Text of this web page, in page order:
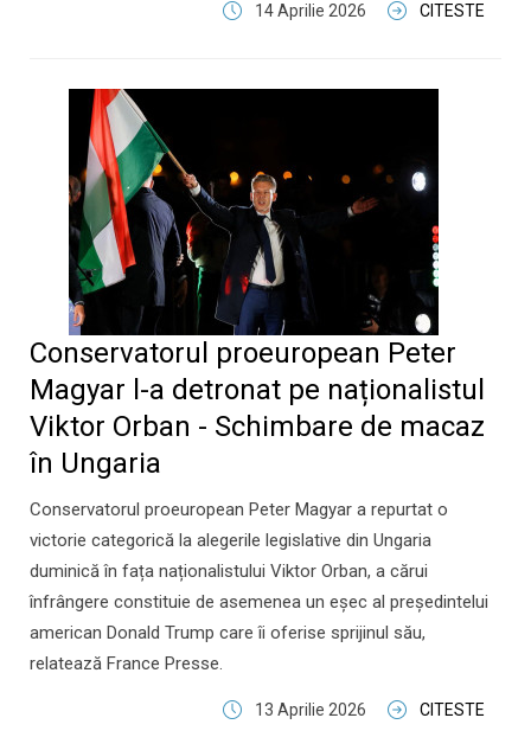
14 Aprilie 2026 CITESTE
Conservatorul proeuropean Peter
Magyar l-a detronat pe naționalistul
Viktor Orban - Schimbare de macaz
în Ungaria
Conservatorul proeuropean Peter Magyar a repurtat o
victorie categorică la alegerile legislative din Ungaria
duminică în fața naționalistului Viktor Orban, a cărui
înfrângere constituie de asemenea un eșec al președintelui
american Donald Trump care îi oferise sprijinul său,
relatează France Presse.
13 Aprilie 2026 CITESTE